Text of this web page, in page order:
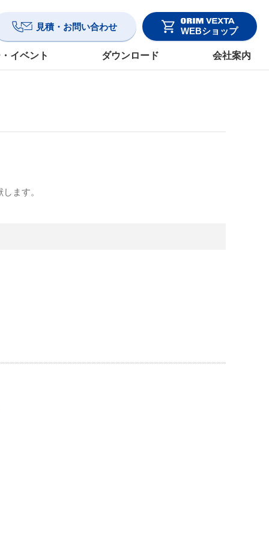
見積・お問い合わせ WEBショップ
イベント ダウンロード 会社案内
ます。